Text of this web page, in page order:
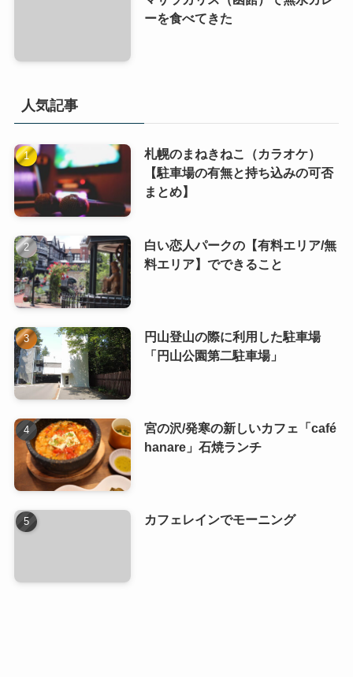
ーを食べてきた
人気記事
札幌のまねきねこ（カラオケ）
【駐車場の有無と持ち込みの可否
まとめ】
白い恋人パークの【有料エリア/無
料エリア】でできること
円山登山の際に利用した駐車場
「円山公園第二駐車場」
宮の沢/発寒の新しいカフェ「café
hanare」石焼ランチ
カフェレインでモーニング